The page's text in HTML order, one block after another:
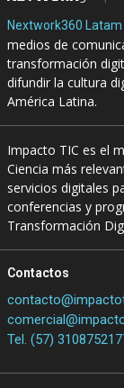
Nextwork360 Latam
medios de
transformación
difundir la cultura
América Latina.
Impacto TIC es el
Ciencia más
servicios digitales
conferencias y
Transformación
Contactos
Tel. (57)